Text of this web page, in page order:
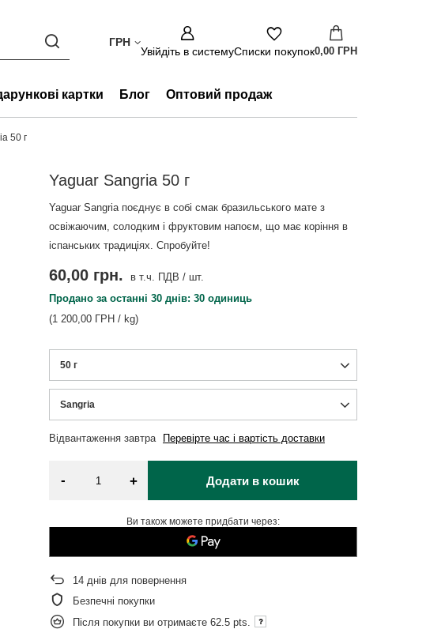
ГРН
Увійдіть в системуСписки покупок0,00 ГРН
картки Блог Оптовий продаж
50 г
Yaguar Sangria 50 г
Yaguar Sangria поєднує в собі смак бразильського мате з
освіжаючим, солодким і фруктовим напоєм, що має коріння в
іспанських традиціях. Спробуйте!
50 г
Sangria
Відвантаженнязавтра Перевірте час і вартість доставки
60,00 грн. в т.ч. ПДВ / шт.
Продано за останні 30 днів: 30 одиниць
(1 200,00 ГРН / kg)
- + Додати в кошик
Ви також можете придбати через:
14 днів для повернення
Безпечні покупки
Після покупки ви отримаєте62.5 pts.